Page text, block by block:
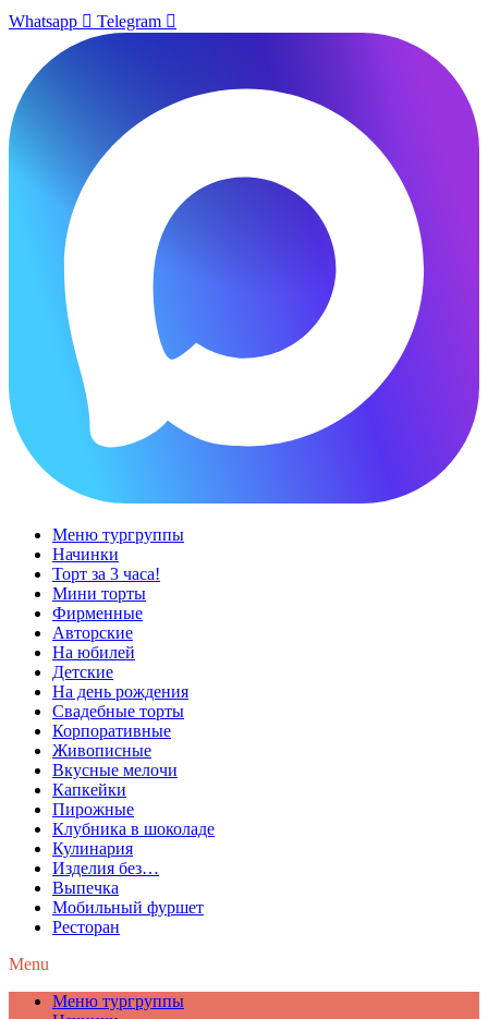
Whatsapp Telegram
Меню тургруппы
Начинки
Торт за 3 часа!
Мини торты
Фирменные
Авторские
На юбилей
Детские
На день рождения
Свадебные торты
Корпоративные
Живописные
Вкусные мелочи
Капкейки
Пирожные
Клубника в шоколаде
Кулинария
Изделия без…
Выпечка
Мобильный фуршет
Ресторан
Menu
Меню тургруппы